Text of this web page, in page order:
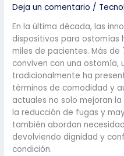
Deja un comentario /
En la última década, las
dispositivos para ostomías
miles de pacientes. Más de
conviven con una ostomía,
tradicionalmente ha
términos de comodidad y
actuales no solo mejoran
la reducción de fugas y
también abordan
devolviendo dignidad y
condición.